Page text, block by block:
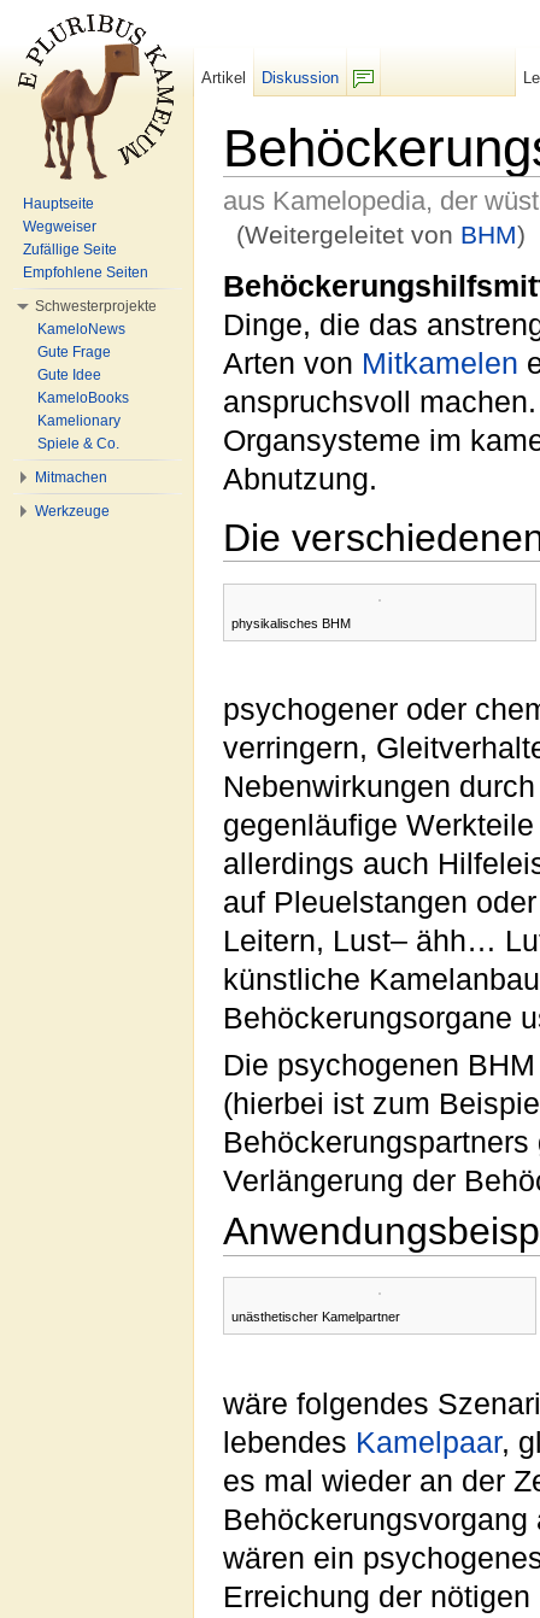
aus Kamelopedia, der
(Weitergeleitet von BHM)
Dinge, die das
Arten von Mitkamelen
anspruchsvoll
Organsysteme im
Abnutzung.
Die
physikalisches BHM
psychogener oder
verringern,
Nebenwirkungen
gegenläufige
allerdings auch
auf Pleuelstangen
Leitern, Lust– ähh…
künstliche
Behöckerungsorgane
Die psychogenen
(hierbei ist zum
Verlängerung der
unästhetischer Kamelpartner
wäre folgendes
lebendes Kamelpaar,
es mal wieder an der
wären ein
Erreichung der
Artikel
Diskussion
Hauptseite
Wegweiser
Zufällige Seite
Empfohlene Seiten
Schwesterprojekte
KameloNews
Gute Frage
Gute Idee
KameloBooks
Kamelionary
Spiele & Co.
Mitmachen
Werkzeuge